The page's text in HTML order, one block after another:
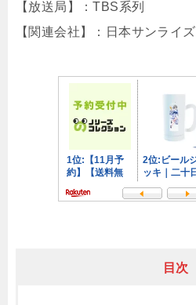
【放送局】：TBS系列
【関連会社】：日本サンライズ
目次